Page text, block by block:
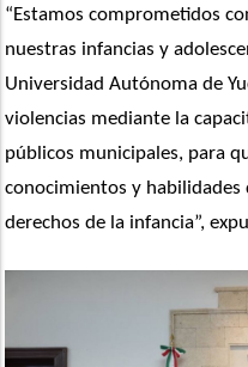
“Estamos comprometidos
nuestras infancias y
Universidad Autónoma de
violencias mediante la
públicos municipales, para
conocimientos y
derechos de la infancia”,